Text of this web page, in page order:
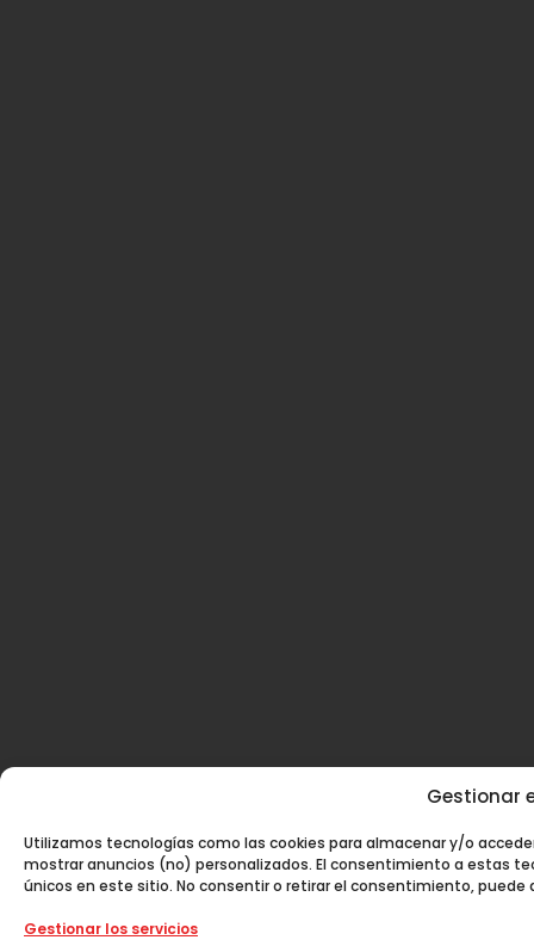
Gestionar
Utilizamos tecnologías como las cookies para almacenar y/o
mostrar anuncios (no) personalizados. El consentimiento a estas
únicos en este sitio. No consentir o retirar el consentimiento,
Gestionar los servicios